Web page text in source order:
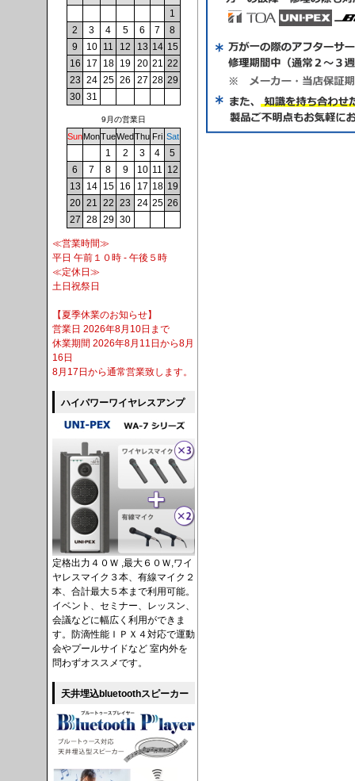
1
2
3 4 5 6 7
8
9
10 11 12 13 14 15
16
17 18 19 20 21 22
23 24 25 26 27 28 29
30 31
9月の営業日
SunMonTueWedThu Fri Sat
1 2 3 4
5
6
7 8 9 10 11 12
13
14 15 16 17 18 19
20 21 22 23 24 25 26
27 28 29 30
≪営業時間≫
平日 午前１０時 - 午後５時
≪定休日≫
土日祝祭日
【夏季休業のお知らせ】
営業日 2026年8月10日まで
休業期間 2026年8月11日から8月
16日
8月17日から通常営業致します。
ハイパワーワイヤレスアンプ
定格出力４０Ｗ ,最大６０Ｗ,ワイ
ヤレスマイク３本、有線マイク２
本、合計最大５本まで利用可能。
イベント、セミナー、レッスン、
会議などに幅広く利用ができま
す。防滴性能ＩＰＸ４対応で運動
会やプールサイドなど 室内外を
問わずオススメです。
天井埋込bluetoothスピーカー